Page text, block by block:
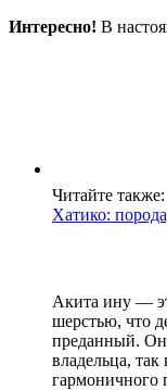
Интересно! В
Читайте также:
Хатико:
Акита ину —
шерстью, что
преданный.
владельца,
гармоничного